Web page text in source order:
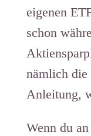
eigenen
schon
nämlich
Anleitung,
Wenn du